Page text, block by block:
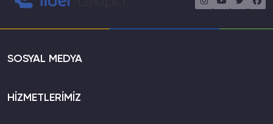
SOSYAL MEDYA
HİZMETLERİMİZ